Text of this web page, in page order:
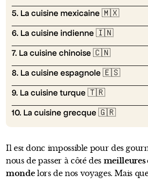
5. La cuisine mexicaine 🇲🇽
6. La cuisine indienne 🇮🇳
7. La cuisine chinoise 🇨🇳
8. La cuisine espagnole 🇪🇸
9. La cuisine turque 🇹🇷
10. La cuisine grecque 🇬🇷
Il est donc impossible pour des
nous de passer à côté des meilleures
mondelors de nos voyages. Mais